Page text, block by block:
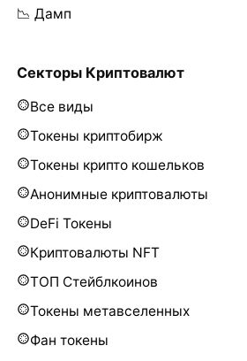
📉 Дамп
Секторы Криптовалют
Все виды
Токены криптобирж
Токены крипто кошельков
Анонимные криптовалюты
DeFi Токены
Криптовалюты NFT
ТОП Стейблкоинов
Токены метавселенных
Фан токены